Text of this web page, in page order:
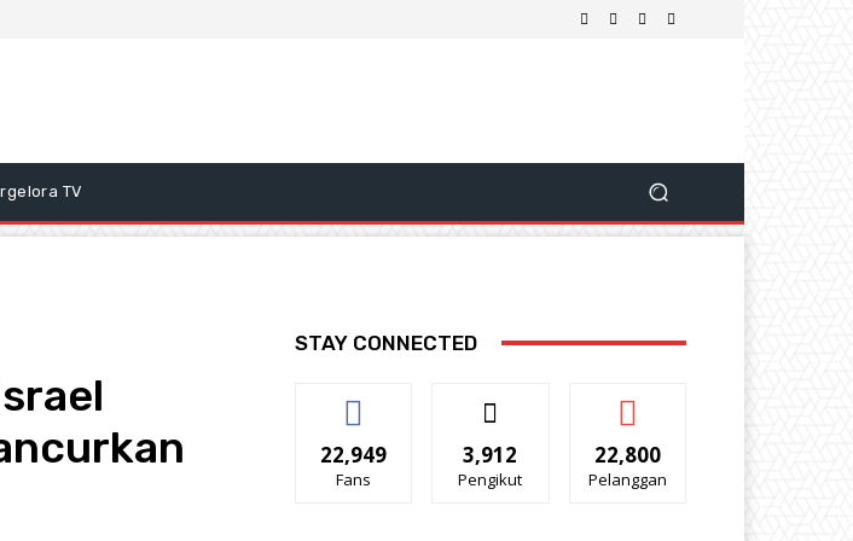
TV
STAY CONNECTED
22,949
Fans
3,912
Pengikut
22,800
Pelanggan